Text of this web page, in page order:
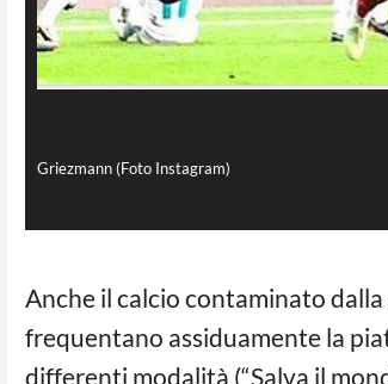
Griezmann (Foto Instagram)
Anche il calcio contaminato dalla
frequentano assiduamente la
differenti modalità (“Salva il